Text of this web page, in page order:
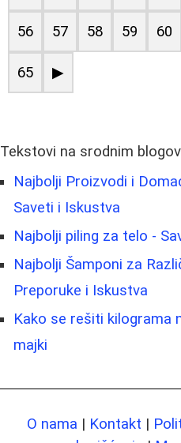
56 57 58 59 60
65 ▶
Tekstovi na srodnim
Najbolji Proizvodi i
Saveti i Iskustva
Najbolji piling za telo -
Najbolji Šamponi za
Preporuke i Iskustva
Kako se rešiti kilograma
majki
O nama | Kontakt |